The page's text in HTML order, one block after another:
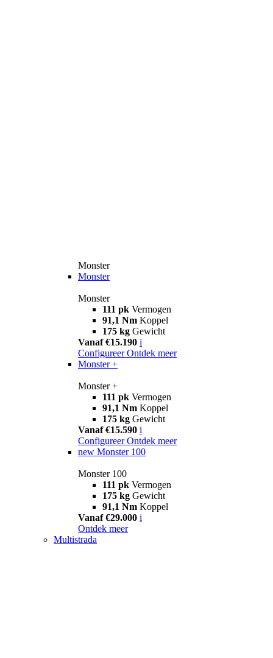
Monster
Monster
Monster
111 pk Vermogen
91,1 Nm Koppel
175 kg Gewicht
Vanaf €15.190 i
Configureer Ontdek meer
Monster +
Monster +
111 pk Vermogen
91,1 Nm Koppel
175 kg Gewicht
Vanaf €15.590 i
Configureer Ontdek meer
new Monster 100
Monster 100
111 pk Vermogen
175 kg Gewicht
91,1 Nm Koppel
Vanaf €29.000 i
Ontdek meer
Multistrada